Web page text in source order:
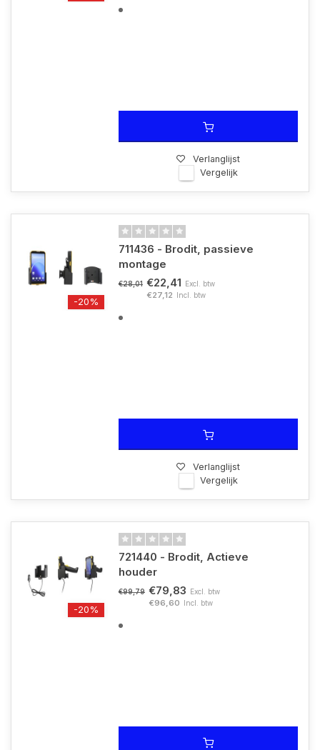
Verlanglijst
Vergelijk
-20%
711436 - Brodit, passieve
montage
€28,01 €22,41 Excl. btw
€27,12 Incl. btw
Verlanglijst
Vergelijk
-20%
721440 - Brodit, Actieve
houder
€99,79 €79,83 Excl. btw
€96,60 Incl. btw